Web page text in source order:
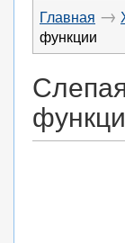
Главная →
функции